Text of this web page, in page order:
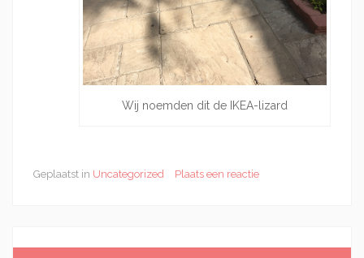
Wij noemden dit de IKEA-lizard
Geplaatst in Uncategorized Plaats een reactie